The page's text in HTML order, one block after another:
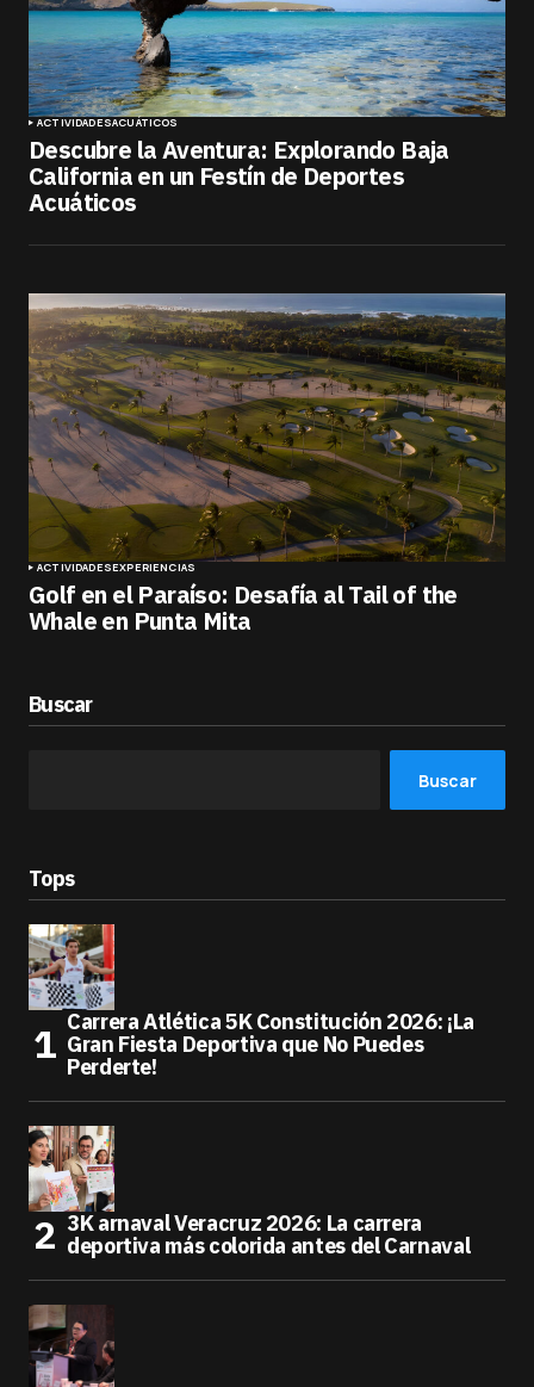
ACTIVIDADESACUÁTICOS
Descubre la Aventura: Explorando Baja
California en un Festín de Deportes
Acuáticos
ACTIVIDADESEXPERIENCIAS
Golf en el Paraíso: Desafía al Tail of the
Whale en Punta Mita
Buscar
Buscar
Tops
Carrera Atlética 5K Constitución 2026: ¡La
Gran Fiesta Deportiva que No Puedes
Perderte!
3K arnaval Veracruz 2026: La carrera
deportiva más colorida antes del Carnaval